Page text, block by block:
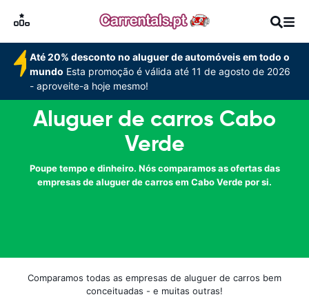
Até 20% desconto no aluguer de automóveis em todo o
mundo Esta promoção é válida até 11 de agosto de 2026
- aproveite-a hoje mesmo!
Aluguer de carros Cabo
Verde
Poupe tempo e dinheiro. Nós comparamos as ofertas das
empresas de aluguer de carros em Cabo Verde por si.
Comparamos todas as empresas de aluguer de carros bem
conceituadas - e muitas outras!